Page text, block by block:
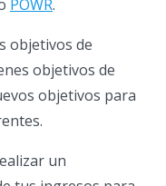
POWR.
objetivos de
objetivos de
objetivos para
un